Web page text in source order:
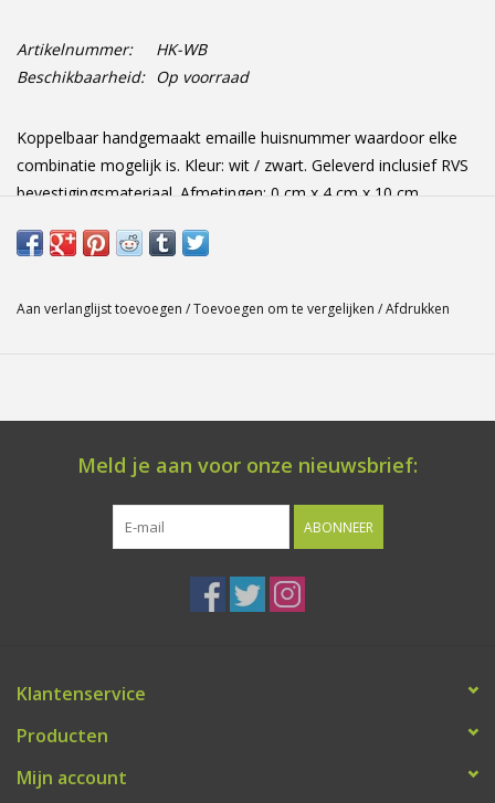
Artikelnummer:
HK-WB
Beschikbaarheid: Op voorraad
Koppelbaar handgemaakt emaille huisnummer waardoor elke
combinatie mogelijk is. Kleur: wit / zwart. Geleverd inclusief RVS
bevestigingsmateriaal. Afmetingen: 0 cm x 4 cm x 10 cm
Aan verlanglijst toevoegen /Toevoegen om te vergelijken /Afdrukken
Meld je aan voor onze nieuwsbrief:
ABONNEER
Klantenservice
Producten
Mijn account